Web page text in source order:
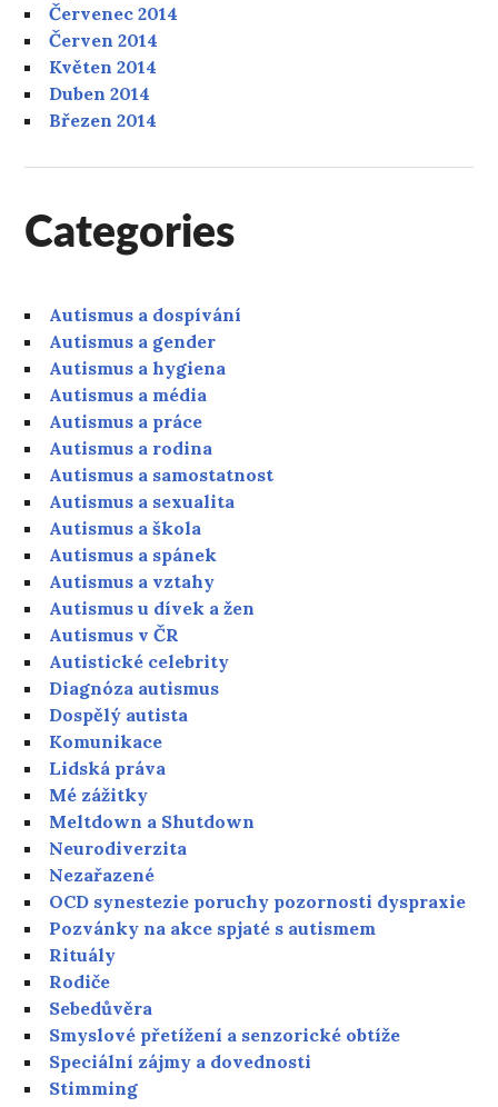
Červenec 2014
Červen 2014
Květen 2014
Duben 2014
Březen 2014
Categories
Autismus a dospívání
Autismus a gender
Autismus a hygiena
Autismus a média
Autismus a práce
Autismus a rodina
Autismus a samostatnost
Autismus a sexualita
Autismus a škola
Autismus a spánek
Autismus a vztahy
Autismus u dívek a žen
Autismus v ČR
Autistické celebrity
Diagnóza autismus
Dospělý autista
Komunikace
Lidská práva
Mé zážitky
Meltdown a Shutdown
Neurodiverzita
Nezařazené
OCD synestezie poruchy pozornosti dyspraxie
Pozvánky na akce spjaté s autismem
Rituály
Rodiče
Sebedůvěra
Smyslové přetížení a senzorické obtíže
Speciální zájmy a dovednosti
Stimming